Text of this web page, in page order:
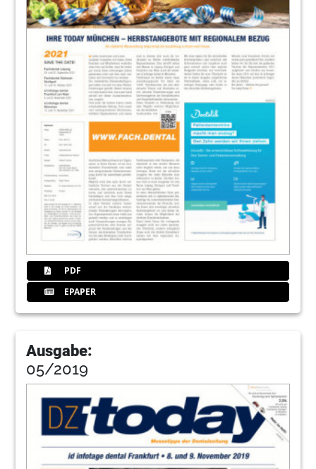
PDF
EPAPER
Ausgabe:
05/2019